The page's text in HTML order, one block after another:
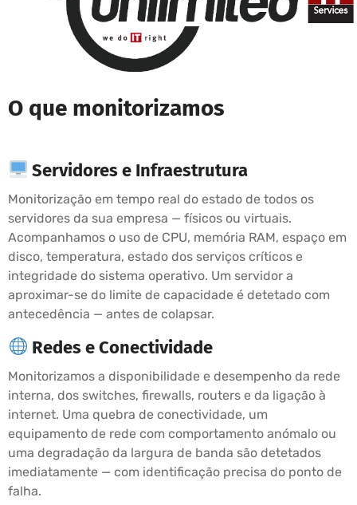
O que monitorizamos
Servidores e Infraestrutura
Monitorização em tempo real do estado de todos os
servidores da sua empresa — físicos ou virtuais.
Acompanhamos o uso de CPU, memória RAM, espaço em
disco, temperatura, estado dos serviços críticos e
integridade do sistema operativo. Um servidor a
aproximar-se do limite de capacidade é detetado com
antecedência — antes de colapsar.
Redes e Conectividade
Monitorizamos a disponibilidade e desempenho da rede
interna, dos switches, firewalls, routers e da ligação à
internet. Uma quebra de conectividade, um
equipamento de rede com comportamento anómalo ou
uma degradação da largura de banda são detetados
imediatamente — com identificação precisa do ponto de
falha.